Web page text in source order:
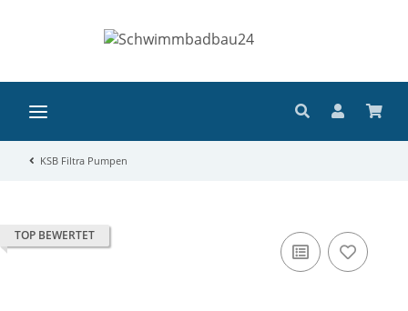
KSB Filtra Pumpen
TOP BEWERTET